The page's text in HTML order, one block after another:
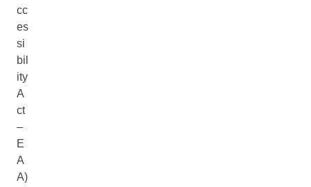
cc
es
si
bil
ity
A
ct
–
E
A
A)